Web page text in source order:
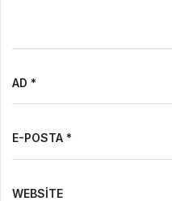
AD *
E-POSTA *
WEBSITE